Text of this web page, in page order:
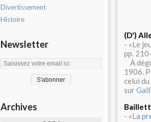
Divertissement
Histoire
Newsletter
Archives
(D')
- «Le
pp.
À
1906.
celui du
sur
- «La